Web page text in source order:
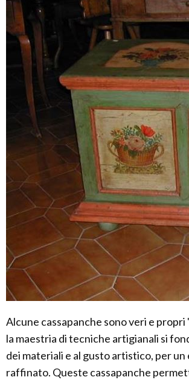
Alcune cassapanche sono veri e propri
la maestria di tecniche artigianali si
dei materiali e al gusto artistico, per
raffinato. Queste cassapanche